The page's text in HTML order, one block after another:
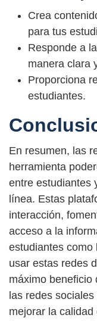
Crea
para tus
Responde a
manera clara
Proporciona
estudiantes.
En resumen, las
herramienta
entre estudiantes
línea. Estas
interacción,
acceso a la
estudiantes como
usar estas redes
máximo beneficio
las redes
mejorar la